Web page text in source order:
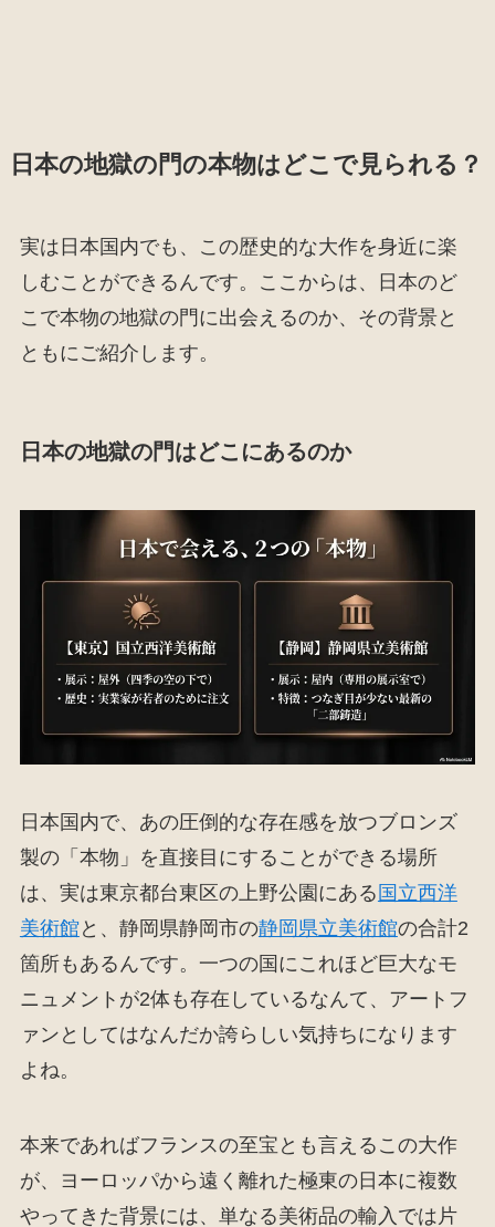
日本の地獄の門の本物はどこで見られる？
実は日本国内でも、この歴史的な大作を身近に楽
しむことができるんです。ここからは、日本のど
こで本物の地獄の門に出会えるのか、その背景と
ともにご紹介します。
日本の地獄の門はどこにあるのか
日本国内で、あの圧倒的な存在感を放つブロンズ
製の「本物」を直接目にすることができる場所
は、実は東京都台東区の上野公園にある 国立西洋
美術館と、静岡県静岡市の静岡県立美術館の合計2
箇所もあるんです。一つの国にこれほど巨大なモ
ニュメントが2体も存在しているなんて、アートフ
ァンとしてはなんだか誇らしい気持ちになります
よね。
本来であればフランスの至宝とも言えるこの大作
が、ヨーロッパから遠く離れた極東の日本に複数
やってきた背景には、単なる美術品の輸入では片